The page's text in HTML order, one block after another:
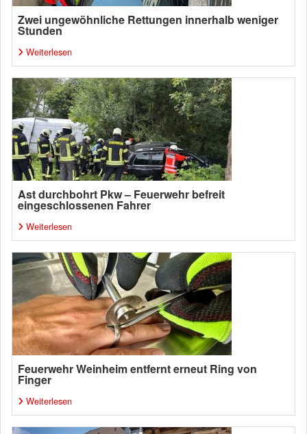
Zwei ungewöhnliche Rettungen innerhalb weniger
Stunden
Weiterlesen
Ast durchbohrt Pkw – Feuerwehr befreit
eingeschlossenen Fahrer
Weiterlesen
Feuerwehr Weinheim entfernt erneut Ring von
Finger
Weiterlesen